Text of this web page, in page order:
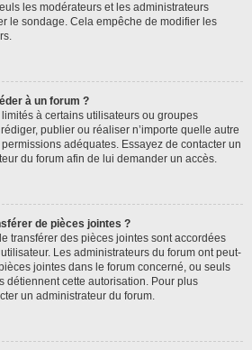
les modérateurs et les administrateurs
le sondage. Cela empêche de modifier les
à un forum ?
à certains utilisateurs ou groupes
publier ou réaliser n’importe quelle autre
adéquates. Essayez de contacter un
du forum afin de lui demander un accès.
de pièces jointes ?
transférer des pièces jointes sont accordées
Les administrateurs du forum ont peut-
jointes dans le forum concerné, ou seuls
détiennent cette autorisation. Pour plus
un administrateur du forum.